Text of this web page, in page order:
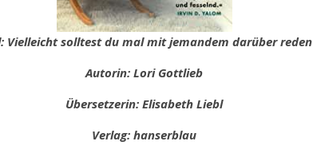
Vielleicht solltest du mal mit jemandem darüber reden
Autorin: Lori Gottlieb
Übersetzerin: Elisabeth Liebl
Verlag: hanserblau